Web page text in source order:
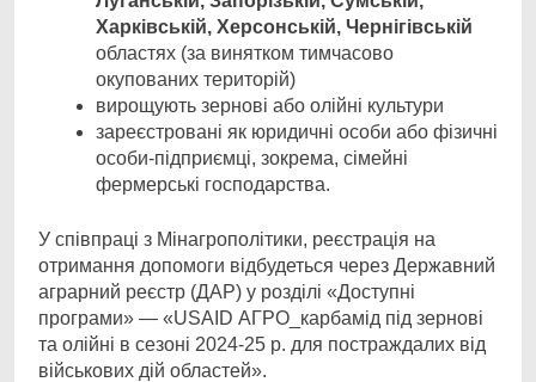
Харківській, Херсонській, Чернігівській
областях (за винятком тимчасово
окупованих територій)
вирощують зернові або олійні культури
зареєстровані як юридичні особи або фізичні
особи-підприємці, зокрема, сімейні
фермерські господарства.
У співпраці з Мінагрополітики, реєстрація на
отримання допомоги відбудеться через Державний
аграрний реєстр (ДАР) у розділі «Доступні
програми» — «USAID АГРО_карбамід під зернові
та олійні в сезоні 2024-25 р. для постраждалих від
військових дій областей».